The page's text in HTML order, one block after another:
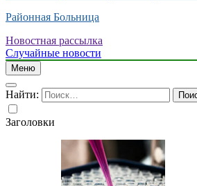
Районная Больница
Новостная рассылка
Случайные новости
Меню
Найти:
Заголовки